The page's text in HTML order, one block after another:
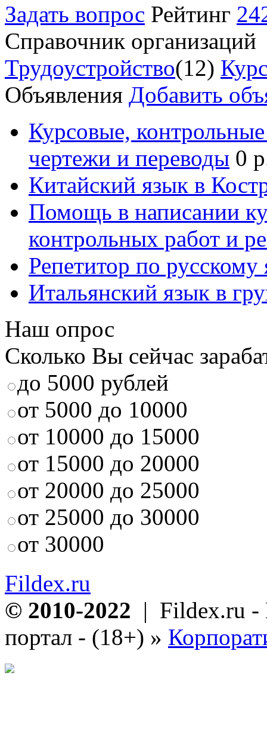
Задать вопрос Рейтинг
Справочник организаций
Трудоустройство(12)
Объявления Добавить
Курсовые,
чертежи и переводы 0
Китайский язык в
Помощь в написании
контрольных работ и
Репетитор по русскому
Итальянский язык в
Наш опрос
Сколько Вы сейчас
до 5000 рублей
от 5000 до 10000
от 10000 до 15000
от 15000 до 20000
от 20000 до 25000
от 25000 до 30000
от 30000
Fildex.ru
© 2010-2022 | Fildex.ru -
портал - (18+) »